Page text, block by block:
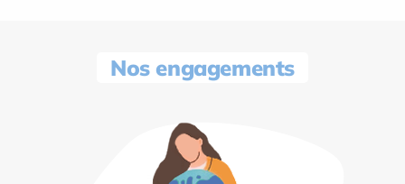
Nos engagements